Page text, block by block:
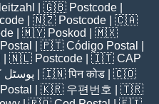
| 🇬🇧 Postcode
| 🇳🇿 Postcode | 🇨🇦
| 🇲🇾 Poskod
| 🇲🇽
| 🇵🇹 Código Postal
| 🇳🇱 Postcode | 🇮🇹 CAP
پوسٹل | 🇮🇳पिन कोड | 🇨🇴
| 🇰🇷 우편번호
| 🇹🇷